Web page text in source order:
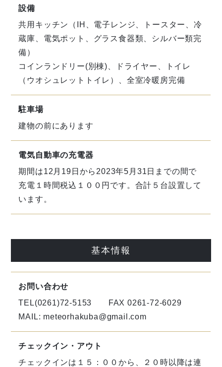
設備
共用キッチン（ IH
、電子レンジ、トースター、冷
蔵庫、電気ポット、グラス食器類、シルバー類完
備）
コインランドリー(別棟) 、ドライヤー、トイレ
（ウオシュレットトイレ）、全室冷暖房完備
駐車場
建物の前にあります
電気自動車の充電器
期間は12 月 19 日から 2023年5 月 31 日までの間で
充電１時間税込１００円です。合計５台設置して
います。
基本情報
お問い合わせ
TEL(0261)72-5153 FAX 0261-72-6029
MAIL: meteorhakuba@gmail.com
チェックイン・アウト
チェックインは１５：００から、２０時以降は連